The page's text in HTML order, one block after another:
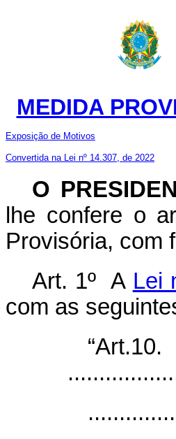
MEDIDA
Exposição de Motivos
Convertida na Lei nº 14.307, de 2022
O
lhe confere o
Provisória, com
Art. 1º A Lei
com as
“Art.10.